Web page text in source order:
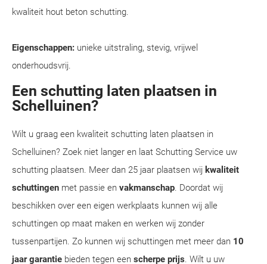
kwaliteit hout beton schutting.
Eigenschappen: unieke uitstraling, stevig, vrijwel
onderhoudsvrij.
Een schutting laten plaatsen in
Schelluinen?
Wilt u graag een kwaliteit schutting laten plaatsen in
Schelluinen? Zoek niet langer en laat Schutting Service uw
schutting plaatsen. Meer dan 25 jaar plaatsen wij kwaliteit
schuttingen met passie en vakmanschap. Doordat wij
beschikken over een eigen werkplaats kunnen wij alle
schuttingen op maat maken en werken wij zonder
tussenpartijen. Zo kunnen wij schuttingen met meer dan 10
jaar garantie bieden tegen een scherpe prijs. Wilt u uw